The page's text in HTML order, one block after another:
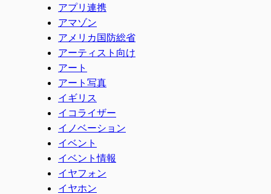
アプリ連携
アマゾン
アメリカ国防総省
アーティスト向け
アート
アート写真
イギリス
イコライザー
イノベーション
イベント
イベント情報
イヤフォン
イヤホン